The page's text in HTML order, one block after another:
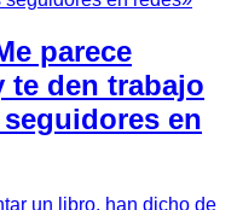
parece
te den trabajo
en